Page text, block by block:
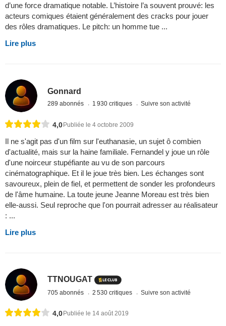
d’une force dramatique notable. L’histoire l’a souvent prouvé: les
acteurs comiques étaient généralement des cracks pour jouer
des rôles dramatiques. Le pitch: un homme tue ...
Lire plus
Gonnard
289 abonnés 1 930 critiques Suivre son activité
4,0Publiée le 4 octobre 2009
Il ne s'agit pas d'un film sur l'euthanasie, un sujet ô combien
d'actualité, mais sur la haine familiale. Fernandel y joue un rôle
d'une noirceur stupéfiante au vu de son parcours
cinématographique. Et il le joue très bien. Les échanges sont
savoureux, plein de fiel, et permettent de sonder les profondeurs
de l'âme humaine. La toute jeune Jeanne Moreau est très bien
elle-aussi. Seul reproche que l'on pourrait adresser au réalisateur
: ...
Lire plus
TTNOUGAT
705 abonnés 2 530 critiques Suivre son activité
4,0Publiée le 14 août 2019